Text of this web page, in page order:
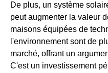
De plus, un système
peut augmenter la valeur
maisons équipées de
l'environnement sont de
marché, offrant un
C'est un investissement